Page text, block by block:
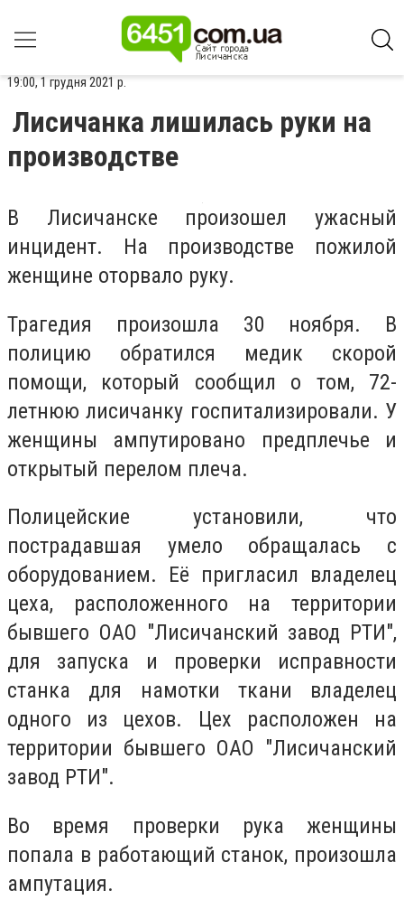
19:00, 1 грудня 2021 р.
Лисичанка лишилась руки на
производстве
В Лисичанске произошел ужасный
инцидент. На производстве пожилой
женщине оторвало руку.
Трагедия произошла 30 ноября. В
полицию обратился медик скорой
помощи, который сообщил о том, 72-
летнюю лисичанку госпитализировали. У
женщины ампутировано предплечье и
открытый перелом плеча.
Полицейские установили, что
пострадавшая умело обращалась с
оборудованием. Её пригласил владелец
цеха, расположенного на территории
бывшего ОАО "Лисичанский завод РТИ",
для запуска и проверки исправности
станка для намотки ткани владелец
одного из цехов. Цех расположен на
территории бывшего ОАО "Лисичанский
завод РТИ".
Во время проверки рука женщины
попала в работающий станок, произошла
ампутация.